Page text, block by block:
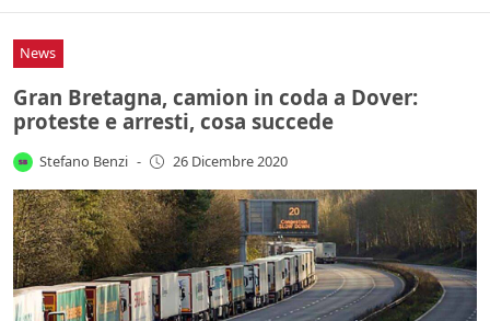
News
Gran Bretagna, camion in coda a Dover:
proteste e arresti, cosa succede
Stefano Benzi - 26 Dicembre 2020